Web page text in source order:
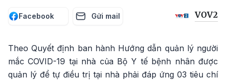
Facebook Gửi mail VOV2
Theo Quyết định ban hành Hướng dẫn quản lý người
mắc COVID-19 tại nhà của Bộ Y tế bệnh nhân được
quản lý để tự điều trị tại nhà phải đáp ứng 03 tiêu chí